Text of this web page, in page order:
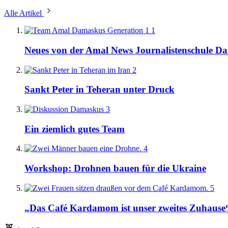
Alle Artikel
1
Neues von der Amal News Journalistenschule
2
Sankt Peter in Teheran unter Druck
3
Ein ziemlich gutes Team
4
Workshop: Drohnen bauen für die Ukraine
5
„Das Café Kardamom ist unser zweites